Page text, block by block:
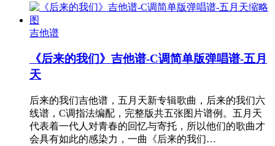
吉他谱
《后来的我们》吉他谱-C调简单版弹唱谱-五月
天
后来的我们吉他谱，五月天新专辑歌曲，后来的我们六
线谱，C调指法编配，完整版共五张图片谱例。五月天
代表着一代人对青春的回忆与寄托，所以他们的歌曲才
会具有如此的感染力，一曲《后来的我们…